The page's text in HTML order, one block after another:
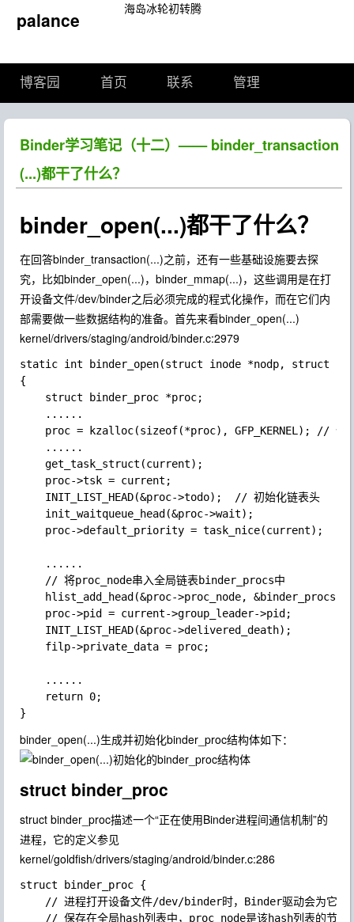
palance 海岛冰轮初转腾
博客园 首页 联系 管理
Binder学习笔记（十二）—— binder_transaction
(...)都干了什么？
binder_open(...)都干了什么？
在回答binder_transaction(...)之前，还有一些基础设施要去探
究，比如binder_open(...)，binder_mmap(...)，这些调用是在打
开设备文件/dev/binder之后必须完成的程式化操作，而在它们内
部需要做一些数据结构的准备。首先来看binder_open(...)
kernel/drivers/staging/android/binder.c:2979
static int binder_open(struct inode *nodp, struct
{
    struct binder_proc *proc;
    ......
proc = kzalloc(sizeof(*proc), GFP_KERNEL); // 创
    ......
    get_task_struct(current);
    proc->tsk = current;
    INIT_LIST_HEAD(&proc->todo);  // 初始化链表头
    init_waitqueue_head(&proc->wait);
    proc->default_priority = task_nice(current);
    ......
    // 将proc_node串入全局链表binder_procs中
    hlist_add_head(&proc->proc_node, &binder_procs);
    proc->pid = current->group_leader->pid;
    INIT_LIST_HEAD(&proc->delivered_death);
    filp->private_data = proc;
    ......
    return 0;
binder_open(...)生成并初始化binder_proc结构体如下：
struct binder_proc
struct binder_proc描述一个“正在使用Binder进程间通信机制”的
进程，它的定义参见
kernel/goldfish/drivers/staging/android/binder.c:286
struct binder_proc {
// 进程打开设备文件/dev/binder时，Binder驱动会为它创
// 保存在全局hash列表中，proc_node是该hash列表的节点